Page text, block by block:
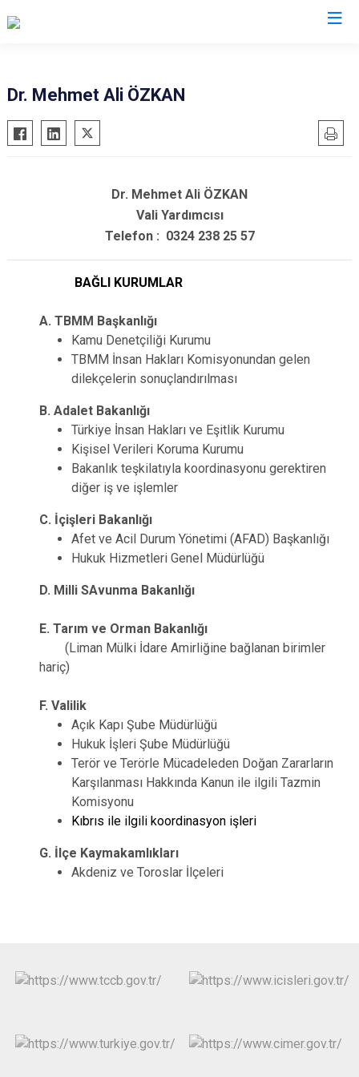
Dr. Mehmet Ali ÖZKAN
Dr. Mehmet Ali ÖZKAN
Vali Yardımcısı
Telefon : 0324 238 25 57
BAĞLI KURUMLAR
A. TBMM Başkanlığı
Kamu Denetçiliği Kurumu
TBMM İnsan Hakları Komisyonundan gelen
dilekçelerin sonuçlandırılması
B. Adalet Bakanlığı
Türkiye İnsan Hakları ve Eşitlik Kurumu
Kişisel Verileri Koruma Kurumu
Bakanlık teşkilatıyla koordinasyonu gerektiren
diğer iş ve işlemler
C. İçişleri Bakanlığı
Afet ve Acil Durum Yönetimi (AFAD) Başkanlığı
Hukuk Hizmetleri Genel Müdürlüğü
D. Milli SAvunma Bakanlığı
E. Tarım ve Orman Bakanlığı
(Liman Mülki İdare Amirliğine bağlanan birimler
hariç)
F. Valilik
Açık Kapı Şube Müdürlüğü
Hukuk İşleri Şube Müdürlüğü
Terör ve Terörle Mücadeleden Doğan Zararların
Karşılanması Hakkında Kanun ile ilgili Tazmin
Komisyonu
Kıbrıs ile ilgili koordinasyon işleri
G. İlçe Kaymakamlıkları
Akdeniz ve Toroslar İlçeleri